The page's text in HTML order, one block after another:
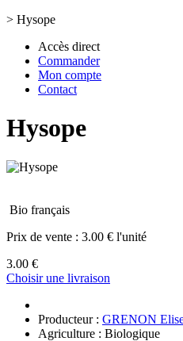
> Hysope
Accès direct
Commander
Mon compte
Contact
Hysope
Bio français
Prix de vente : 3.00 € l'unité
3.00 €
Choisir une livraison
Producteur : GRENON
Agriculture : Biologique